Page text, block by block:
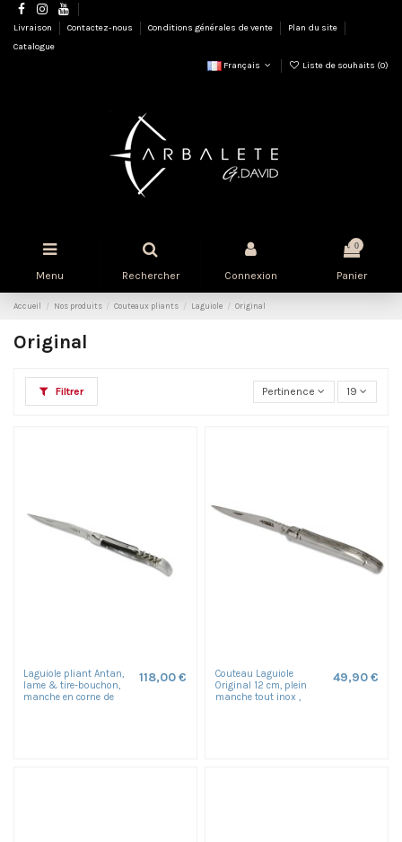
Livraison Contactez-nous Conditions générales de vente
Plan du site
Catalogue
Français
Liste de souhaits (0)
Menu Rechercher Connexion
0
Panier
Accueil Nos produits Couteaux pliants Laguiole Original
Original
Filtrer Pertinence 19
Laguiole pliant Antan,
lame & tire-bouchon,
manche en corne de
118,00 €
Couteau Laguiole
Original 12 cm, plein
manche tout inox ,
49,90 €